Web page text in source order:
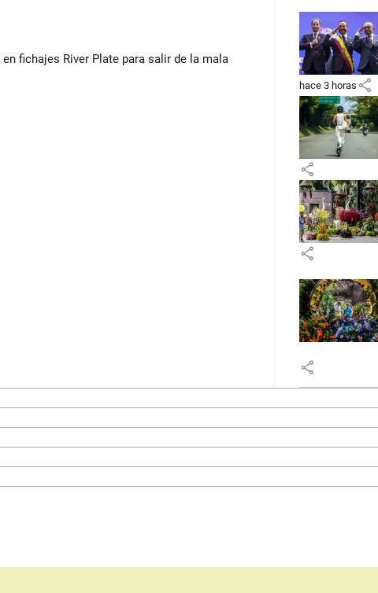
fichajes River Plate para salir de la mala
hace 3 horas share
share
share
share